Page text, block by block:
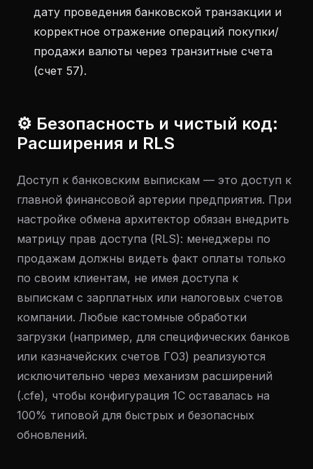
дату проведения банковской транзакции и
корректное отражение операций покупки/
продажи валюты через транзитные счета
(счет 57).
⚙️ Безопасность и чистый код:
Расширения и RLS
Доступ к банковским выпискам — это доступ к
главной финансовой артерии предприятия. При
настройке обмена архитектор обязан внедрить
матрицу прав доступа (RLS): менеджеры по
продажам должны видеть факт оплаты только
по своим клиентам, не имея доступа к
выпискам с зарплатных или налоговых счетов
компании. Любые кастомные обработки
загрузки (например, для специфических банков
или казначейских счетов ГОЗ) реализуются
исключительно через механизм расширений
(.cfe), чтобы конфигурация 1С оставалась на
100% типовой для быстрых и безопасных
обновлений.